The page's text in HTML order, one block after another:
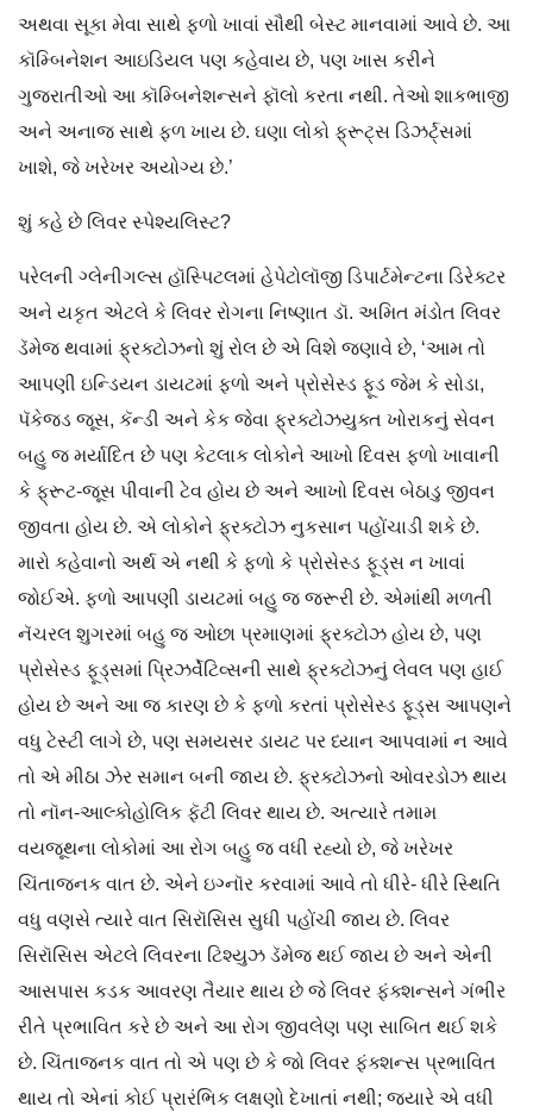
અથવા સૂકા મેવા સાથે ફળો ખાવાં સૌથી બેસ્ટ માનવામાં આવે છે. આ
કૉમ્બિનેશન આઇડિયલ પણ કહેવાય છે, પણ ખાસ કરીને
ગુજરાતીઓ આ કૉમ્બિનેશન્સને ફૉલો કરતા નથી. તેઓ શાકભાજી
અને અનાજ સાથે ફળ ખાય છે. ઘણા લોકો ફ્રૂટ્સ ડિઝર્ટ્‌સમાં
ખાશે, જે ખરેખર અયોગ્ય છે.’
શું કહે છે લિવર સ્પેશ્યલિસ્ટ?
પરેલની ગ્લેનીગલ્સ હૉસ્પિટલમાં હેપેટોલૉજી ડિપાર્ટમેન્ટના ડિરેક્ટર
અને યકૃત એટલે કે લિવર રોગના નિષ્ણાત ડૉ. અમિત મંડોત લિવર
ડૅમેજ થવામાં ફ્રક્ટોઝનો શું રોલ છે એ વિશે જણાવે છે, ‘આમ તો
આપણી ઇન્ડિયન ડાયટમાં ફળો અને પ્રોસેસ્ડ ફૂડ જેમ કે સોડા,
પૅકેજ્ડ જૂસ, કૅન્ડી અને કેક જેવા ફ્રક્ટોઝયુક્ત ખોરાકનું સેવન
બહુ જ મર્યાદિત છે પણ કેટલાક લોકોને આખો દિવસ ફળો ખાવાની
કે ફ્રૂટ-જૂસ પીવાની ટેવ હોય છે અને આખો દિવસ બેઠાડુ જીવન
જીવતા હોય છે. એ લોકોને ફ્રક્ટોઝ નુકસાન પહોંચાડી શકે છે.
મારો કહેવાનો અર્થ એ નથી કે ફળો કે પ્રોસેસ્ડ ફૂડ્સ ન ખાવાં
જોઈએ. ફળો આપણી ડાયટમાં બહુ જ જરૂરી છે. એમાંથી મળતી
નૅચરલ શુગરમાં બહુ જ ઓછા પ્રમાણમાં ફ્રક્ટોઝ હોય છે, પણ
પ્રોસેસ્ડ ફૂડ્સમાં પ્રિઝર્વેટિવ્સની સાથે ફ્રક્ટોઝનું લેવલ પણ હાઈ
હોય છે અને આ જ કારણ છે કે ફળો કરતાં પ્રોસેસ્ડ ફૂડ્સ આપણને
વધુ ટેસ્ટી લાગે છે, પણ સમયસર ડાયટ પર ધ્યાન આપવામાં ન આવે
તો એ મીઠા ઝેર સમાન બની જાય છે. ફ્રક્ટોઝનો ઓવરડોઝ થાય
તો નૉન-આલ્કોહોલિક ફૅટી લિવર થાય છે. અત્યારે તમામ
વયજૂથના લોકોમાં આ રોગ બહુ જ વધી રહ્યો છે, જે ખરેખર
ચિંતાજનક વાત છે. એને ઇગ્નૉર કરવામાં આવે તો ધીરે- ધીરે સ્થિતિ
વધુ વણસે ત્યારે વાત સિરૉસિસ સુધી પહોંચી જાય છે. લિવર
સિરૉસિસ એટલે લિવરના ટિશ્યુઝ ડૅમેજ થઈ જાય છે અને એની
આસપાસ કડક આવરણ તૈયાર થાય છે જે લિવર ફંક્શન્સને ગંભીર
રીતે પ્રભાવિત કરે છે અને આ રોગ જીવલેણ પણ સાબિત થઈ શકે
છે. ચિંતાજનક વાત તો એ પણ છે કે જો લિવર ફંક્શન્સ પ્રભાવિત
થાય તો એનાં કોઈ પ્રારંભિક લક્ષણો દેખાતાં નથી; જ્યારે એ વધી